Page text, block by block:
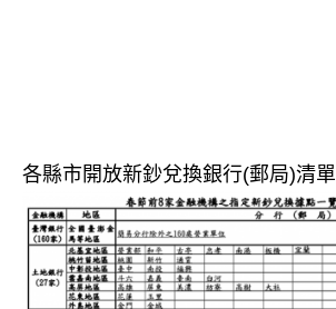
各縣市開放新鈔兌換銀行(郵局)清單